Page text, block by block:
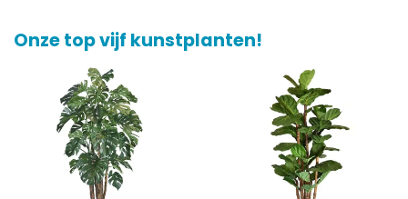
Onze top vijf kunstplanten!